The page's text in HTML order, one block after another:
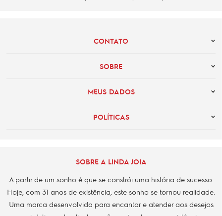
CONTATO
SOBRE
MEUS DADOS
POLÍTICAS
SOBRE A LINDA JOIA
A partir de um sonho é que se constrói uma história de sucesso.
Hoje, com 31 anos de existência, este sonho se tornou realidade.
Uma marca desenvolvida para encantar e atender aos desejos